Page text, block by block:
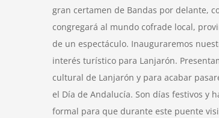
gran certamen de Bandas por delante,
congregará al mundo cofrade local,
de un espectáculo. Inauguraremos
interés turístico para Lanjarón.
cultural de Lanjarón y para acabar
el Día de Andalucía. Son días festivos y
formal para que durante este puente